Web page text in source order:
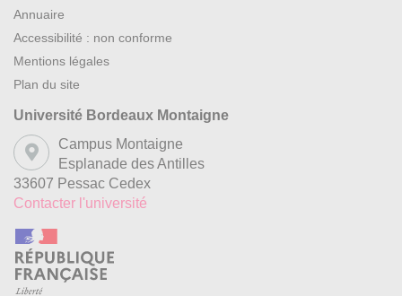
Annuaire
Accessibilité : non conforme
Mentions légales
Plan du site
Université Bordeaux Montaigne
Campus Montaigne
Esplanade des Antilles
33607 Pessac Cedex
Contacter l'université